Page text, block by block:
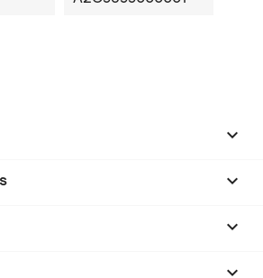



keyboard_arrow_down